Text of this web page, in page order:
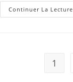
Continuer La Lecture
1